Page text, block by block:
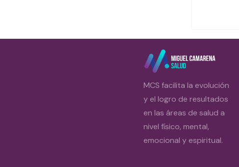
MCS facilita la evolución
y el logro de resultados
en las áreas de salud a
nivel físico, mental,
emocional y espiritual.